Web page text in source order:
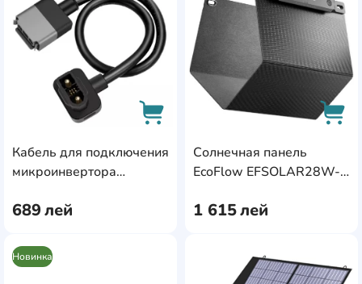
Кабель для подключения
микроинвертора
BKWDELTAEBCable-
689лей
AddCardToCart
Солнечная панель
EcoFlow EFSOLAR28W-
1 615лей
AddCardToFavourite
Новинка